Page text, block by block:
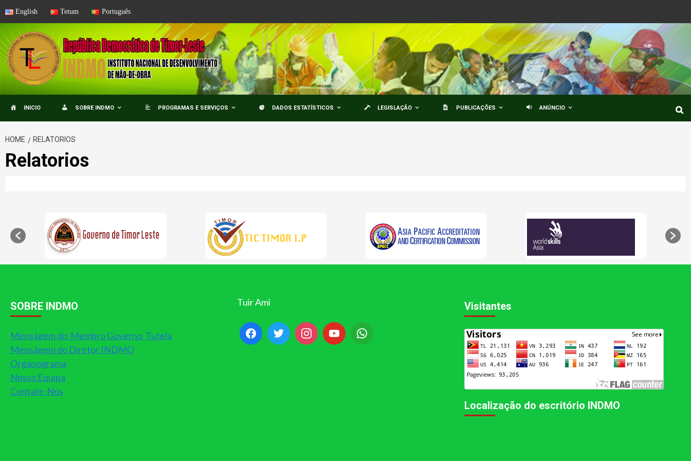
Skip
content
English Tetum Português
INICIO SOBRE INDMO PROGRAMAS E SERVIÇOS DADOS ESTATÍSTICOS LEGISLAÇÃO PUBLICAÇÕES ANÚNCIO
HOME RELATORIOS
Relatorios
SOBRE INDMO
Menságem do Membro Governo Tutela
Menságem do Diretor INDMO
Organograma
Nosso Equipa
Contate-Nos
Tuir Ami Visitantes
Localização do escritório INDMO